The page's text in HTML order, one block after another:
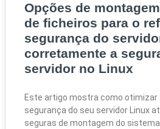
Opções de
de ficheiros para o
segurança do
corretamente a
servidor no Linux
Este artigo mostra como otimizar
segurança do seu servidor Linux
seguras de montagem do